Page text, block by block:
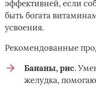
эффективней, если
быть богата
усвоения.
Рекомендованные
Бананы, рис.
желудка,